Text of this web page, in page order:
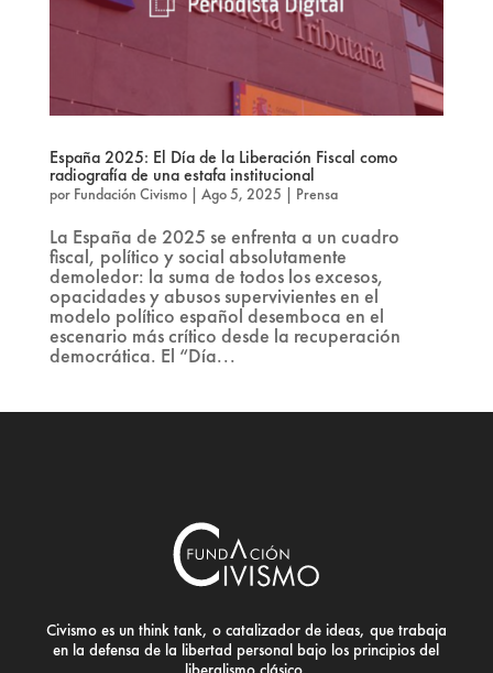
España 2025: El Día de la Liberación Fiscal como
radiografía de una estafa institucional
por Fundación Civismo| Ago 5, 2025 | Prensa
La España de 2025 se enfrenta a un cuadro
fiscal, político y social absolutamente
demoledor: la suma de todos los excesos,
opacidades y abusos supervivientes en el
modelo político español desemboca en el
escenario más crítico desde la recuperación
democrática. El “Día...
Civismo es un think tank, o catalizador de ideas, que trabaja
en la defensa de la libertad personal bajo los principios del